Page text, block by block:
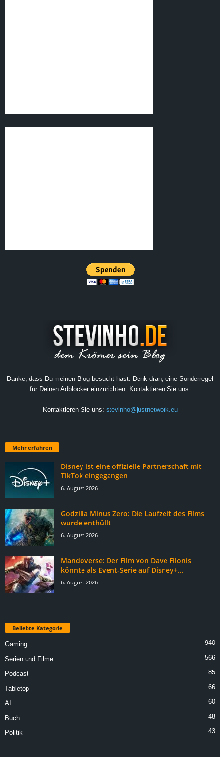
Danke, dass Du meinen Blog besucht hast. Denk dran, eine Sonderregel
für Deinen Adblocker einzurichten. Kontaktieren Sie uns:
Kontaktieren Sie uns: stevinho@justnetwork.eu
Mehr erfahren
Disney ist eine offizielle Partnerschaft mit
TikTok eingegangen
6. August 2026
Godzilla Minus Zero: Die Laufzeit des Films
wurde enthüllt
6. August 2026
Mandoverse: Der Film von Dave Filonis
könnte als Event-Serie auf Disney+...
6. August 2026
Beliebte Kategorie
Gaming 940
Serien und Filme 566
Podcast 85
Tabletop 66
AI 60
Buch 48
Politik 43